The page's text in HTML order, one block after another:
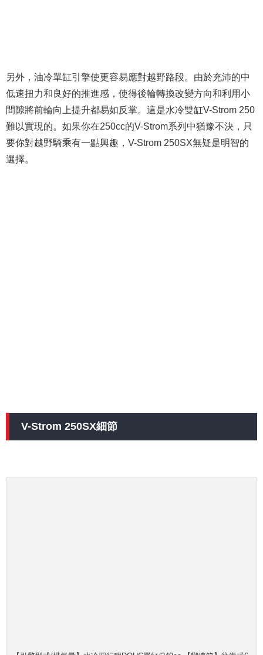
另外，油冷單缸引擎使更容易應對越野路段。由於充沛的中
低速扭力和良好的推進感，使得後輪轉換改變方向和利用小
間隙將前輪向上提升都易如反掌。這是水冷雙缸V-Strom 250
難以實現的。如果你在250cc的V-Strom系列中猶豫不決，只
要你對越野騎乘有一點興趣，V-Strom 250SX無疑是明智的
選擇。
V-Strom 250SX細節